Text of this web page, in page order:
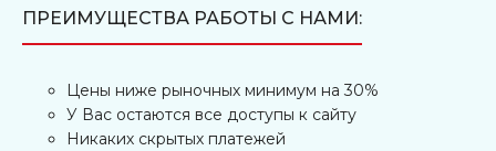
ПРЕИМУЩЕСТВА РАБОТЫ С НАМИ:
Цены ниже рыночных минимум на 30%
У Вас остаются все доступы к сайту
Никаких скрытых платежей